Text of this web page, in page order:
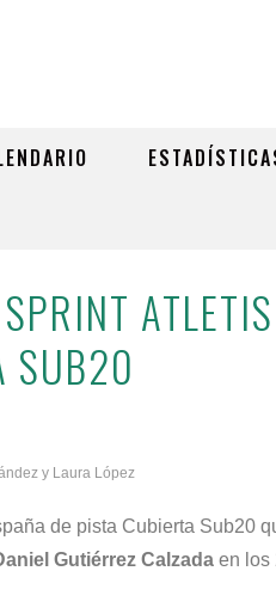
SUB20
y Laura López
de pista Cubierta Sub20
Gutiérrez Calzada en los